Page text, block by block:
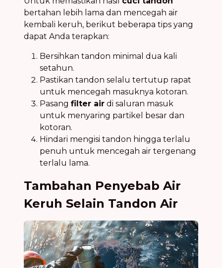
bertahan lebih lama dan mencegah air
kembali keruh, berikut beberapa tips yang
dapat Anda terapkan:
Bersihkan tandon minimal dua kali
setahun.
Pastikan tandon selalu tertutup rapat
untuk mencegah masuknya kotoran.
Pasang filter air di saluran masuk
untuk menyaring partikel besar dan
kotoran.
Hindari mengisi tandon hingga terlalu
penuh untuk mencegah air tergenang
terlalu lama.
Tambahan Penyebab Air
Keruh Selain Tandon Air